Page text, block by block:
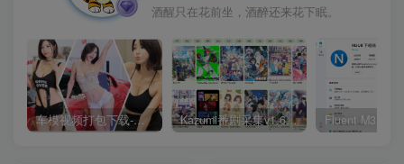
酒醒只在花前坐，酒醉还来花下眠。
车模视频打包下载-高清无水印版 Kazumi番剧采集v1.6.9：支持自定义规则+在线观看+弹幕，跨平台下载